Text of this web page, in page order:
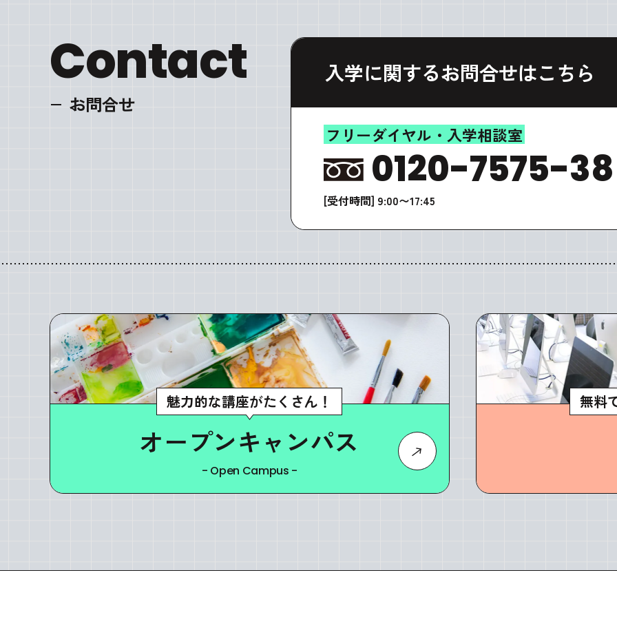
Contact
お問合せ
入学に関するお問合せはこちら
フリーダイヤル・入学相談室
0120-7575-38
[受付時間] 9:00〜17:45
魅力的な講座がたくさん！
オープンキャンパス
- Open Campus -
無料